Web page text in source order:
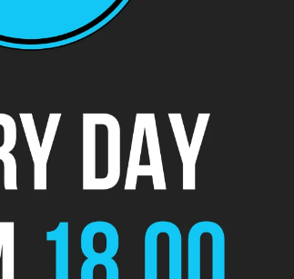
расписание, место проведения, стоимость
Теперь не нужно тратить много времени на